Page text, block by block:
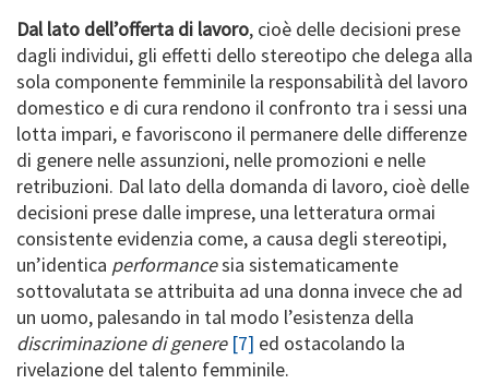
Dal lato dell’offerta di lavoro, cioè delle decisioni prese
dagli individui, gli effetti dello stereotipo che delega alla
sola componente femminile la responsabilità del lavoro
domestico e di cura rendono il confronto tra i sessi una
lotta impari, e favoriscono il permanere delle differenze
di genere nelle assunzioni, nelle promozioni e nelle
retribuzioni. Dal lato della domanda di lavoro, cioè delle
decisioni prese dalle imprese, una letteratura ormai
consistente evidenzia come, a causa degli stereotipi,
un’identica performancesia sistematicamente
sottovalutata se attribuita ad una donna invece che ad
un uomo, palesando in tal modo l’esistenza della
discriminazione di genere [7] ed ostacolando la
rivelazione del talento femminile.